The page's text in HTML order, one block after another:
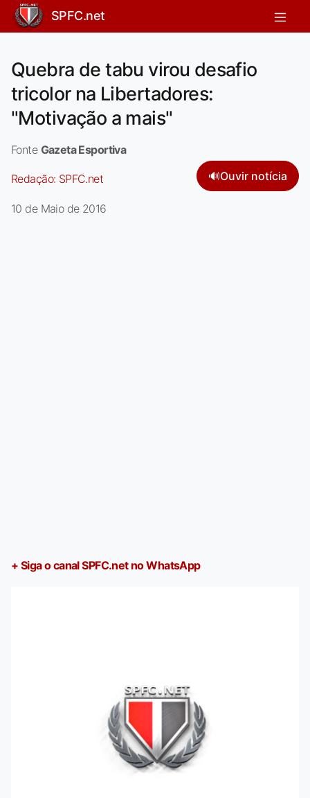
SPFC.net
Quebra de tabu virou desafio
tricolor na Libertadores:
"Motivação a mais"
Fonte Gazeta Esportiva
Redação: SPFC.net 🔊Ouvir notícia
10 de Maio de 2016
+ Siga o canal SPFC.net no WhatsApp